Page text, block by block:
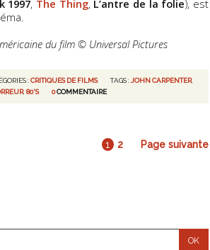
1997, The Thing, L’antre de la folie), est
du film © Universal Pictures
:CRITIQUES DE FILMS TAGS :JOHN CARPENTER,
,80'S 0COMMENTAIRE
1 2 Page suivante